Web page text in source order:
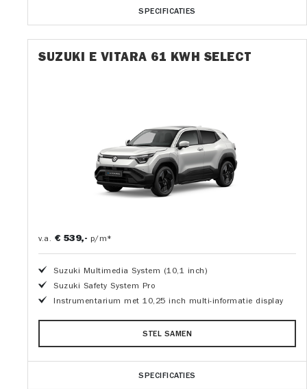
SPECIFICATIES
SUZUKI E VITARA 61 KWH SELECT
v.a. € 539,- p/m*
Suzuki Multimedia System (10,1 inch)
Suzuki Safety System Pro
Instrumentarium met 10,25 inch multi-informatie display
STEL SAMEN
SPECIFICATIES